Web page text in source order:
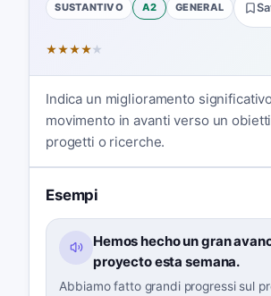
SUSTANTIVO A2 GENERAL
★★★★★
Indica un miglioramento
movimento in avanti verso un
progetti o ricerche.
Esempi
Hemos hecho un gran
proyecto esta semana.
Abbiamo fatto grandi progressi sul